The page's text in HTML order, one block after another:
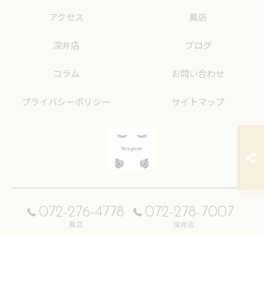
072-276-4778
鳳店
072-278-7007
深井店
アクセス
鳳店
深井店
ブログ
コラム
お問い合わせ
プライバシーポリシー
サイトマップ
© 2026 大阪府堺市のまつげパーマならSea pear ALL RIGHTS RESERVED.